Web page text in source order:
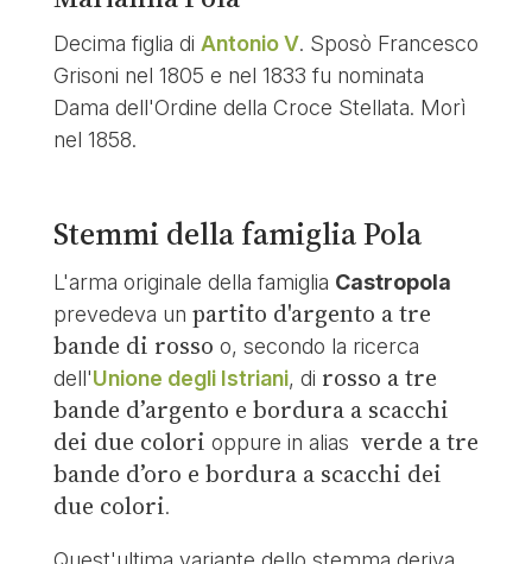
Decima figlia di Antonio V. Sposò Francesco
Grisoni nel 1805 e nel 1833 fu nominata
Dama dell'Ordine della Croce Stellata. Morì
nel 1858.
Stemmi della famiglia Pola
L'arma originale della famiglia Castropola
prevedeva un partito d'argento a tre
bande di rosso o, secondo la ricerca
dell'Unione degli Istriani, di rosso a tre
bande d’argento e bordura a scacchi
dei due colori oppure in alias verde a tre
bande d’oro e bordura a scacchi dei
due colori.